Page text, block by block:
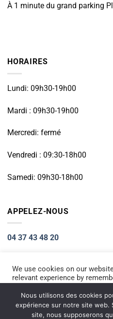
À 1 minute du grand parking
HORAIRES
Lundi: 09h30-19h00
Mardi : 09h30-19h00
Mercredi: fermé
Vendredi : 09:30-18h00
Samedi: 09h30-18h00
APPELEZ-NOUS
04 37 43 48 20
Visa PayPal
RÉPARATION
RÉPARATION TÉLÉPHONIE
We use cookies on our
relevant experience by
use of ALL the cookies.
Settings" to provide a
Nous utilisons des cookies
expérience sur notre site web.
site, nous supposerons